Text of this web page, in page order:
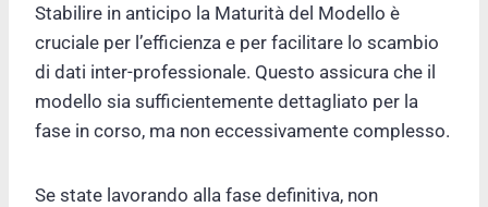
Stabilire in anticipo la Maturità del Modello è
cruciale per l’efficienza e per facilitare lo scambio
di dati inter-professionale. Questo assicura che il
modello sia sufficientemente dettagliato per la
fase in corso, ma non eccessivamente complesso.
Se state lavorando alla fase definitiva, non